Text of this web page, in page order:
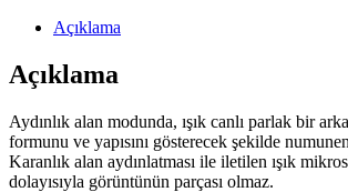
Açıklama
Açıklama
Aydınlık alan modunda, ışık canlı parlak bir
formunu ve yapısını gösterecek şekilde
Karanlık alan aydınlatması ile iletilen ışık
dolayısıyla görüntünün parçası olmaz.